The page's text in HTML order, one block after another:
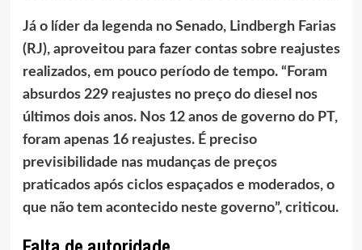
Já o líder da legenda no Senado, Lindbergh Farias
(RJ), aproveitou para fazer contas sobre reajustes
realizados, em pouco período de tempo. “Foram
absurdos 229 reajustes no preço do diesel nos
últimos dois anos. Nos 12 anos de governo do PT,
foram apenas 16 reajustes. É preciso
previsibilidade nas mudanças de preços
praticados após ciclos espaçados e moderados, o
que não tem acontecido neste governo”, criticou.